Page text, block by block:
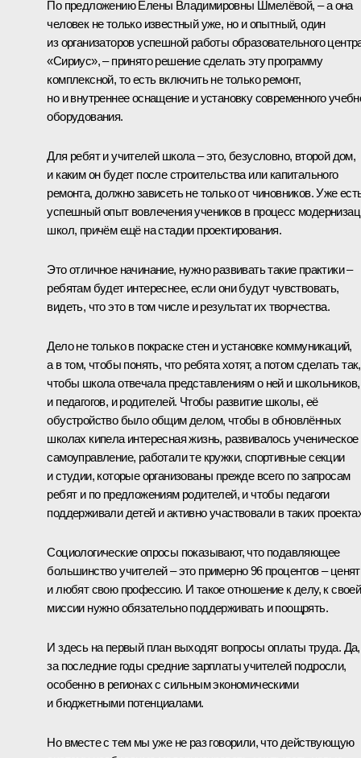
По предложению Елены Владимировны Шмелёвой, – а она
человек не только известный уже, но и опытный, один
из организаторов успешной работы образовательного
«Сириус», – принято решение сделать эту программу
комплексной, то есть включить не только ремонт,
но и внутреннее оснащение и установку современного
оборудования.
Для ребят и учителей школа – это, безусловно, второй дом,
и каким он будет после строительства или капитального
ремонта, должно зависеть не только от чиновников. Уже
успешный опыт вовлечения учеников в процесс
школ, причём ещё на стадии проектирования.
Это отличное начинание, нужно развивать такие практики –
ребятам будет интереснее, если они будут чувствовать,
видеть, что это в том числе и результат их творчества.
Дело не только в покраске стен и установке коммуникаций,
а в том, чтобы понять, что ребята хотят, а потом сделать так,
чтобы школа отвечала представлениям о ней и школьников,
и педагогов, и родителей. Чтобы развитие школы, её
обустройство было общим делом, чтобы в обновлённых
школах кипела интересная жизнь, развивалось ученическое
самоуправление, работали те кружки, спортивные секции
и студии, которые организованы прежде всего по запросам
ребят и по предложениям родителей, и чтобы педагоги
поддерживали детей и активно участвовали в таких
Социологические опросы показывают, что подавляющее
большинство учителей – это примерно 96 процентов – ценят
и любят свою профессию. И такое отношение к делу, к своей
миссии нужно обязательно поддерживать и поощрять.
И здесь на первый план выходят вопросы оплаты труда. Да,
за последние годы средние зарплаты учителей подросли,
особенно в регионах с сильным экономическими
и бюджетными потенциалами.
Но вместе с тем мы уже не раз говорили, что действующую